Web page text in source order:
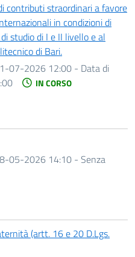
contributi straordinari a favore
in condizioni di
studio di I e II livello e al
di Bari.
07-2026 12:00 - Data di
IN CORSO
05-2026 14:10 - Senza
(artt. 16 e 20 D.Lgs.